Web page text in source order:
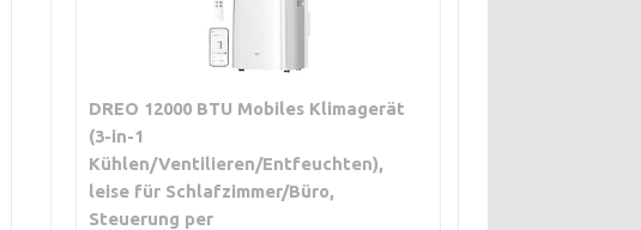
DREO 12000 BTU Mobiles Klimagerät
(3-in-1
Kühlen/Ventilieren/Entfeuchten),
leise für Schlafzimmer/Büro,
Steuerung per